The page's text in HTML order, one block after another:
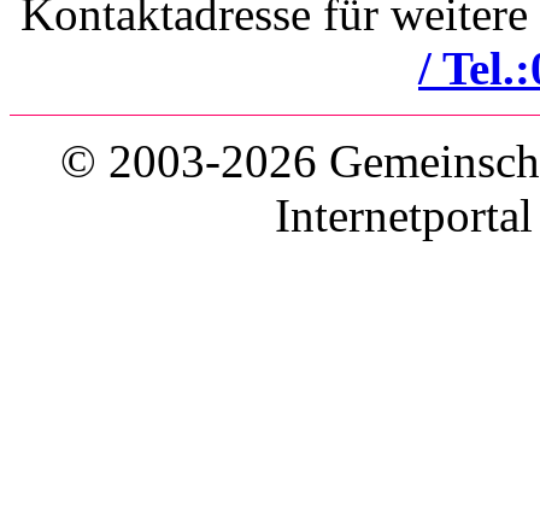
Kontaktadresse für
/
© 2003-2026